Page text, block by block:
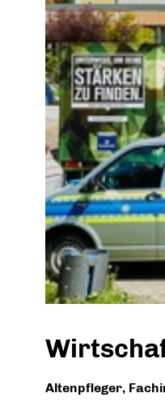
Altenpfleger,